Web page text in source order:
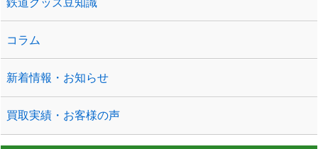
コラム
新着情報・お知らせ
買取実績・お客様の声